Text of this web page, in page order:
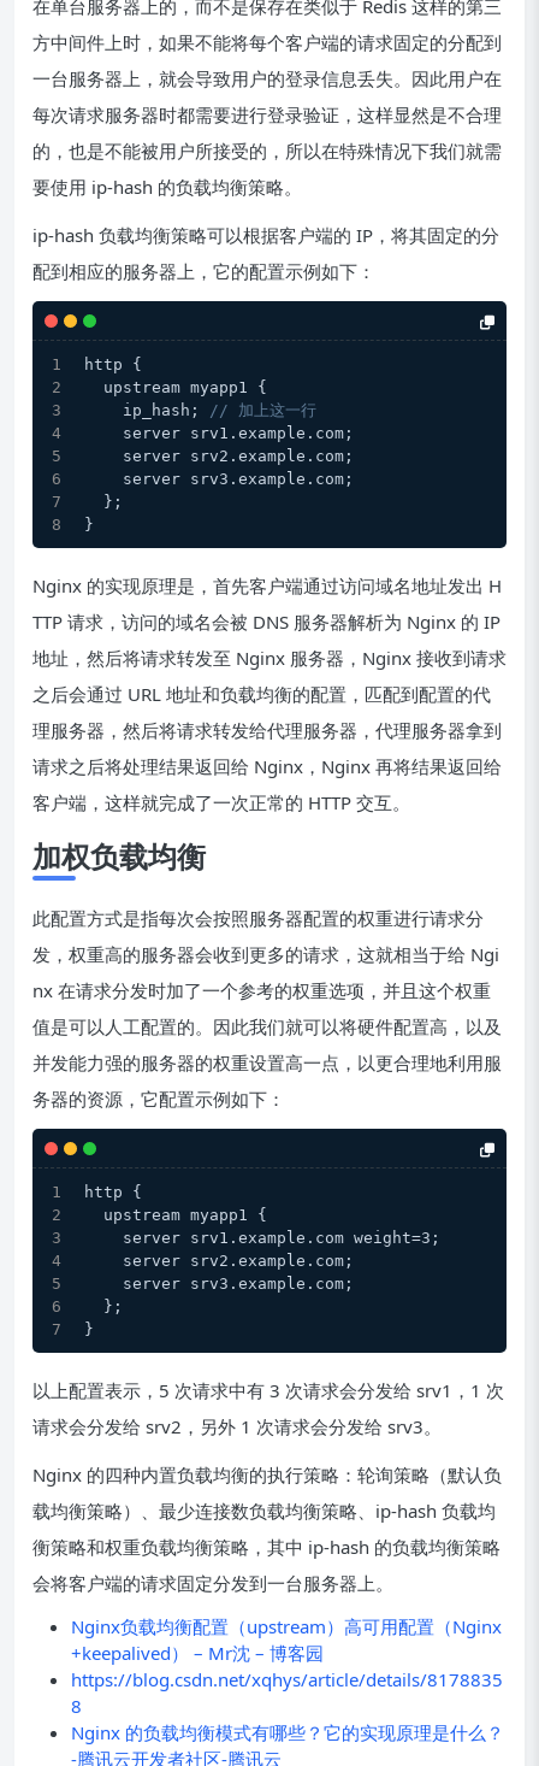
在单台服务器上的，而不是保存在类似于 Redis 这样的第三
方中间件上时，如果不能将每个客户端的请求固定的分配到
一台服务器上，就会导致用户的登录信息丢失。因此用户在
每次请求服务器时都需要进行登录验证，这样显然是不合理
的，也是不能被用户所接受的，所以在特殊情况下我们就需
要使用 ip-hash 的负载均衡策略。
ip-hash 负载均衡策略可以根据客户端的 IP，将其固定的分
配到相应的服务器上，它的配置示例如下：
http {
  upstream myapp1 {
    ip_hash;
// 加上这一行
    server srv1.example.com;
    server srv2.example.com;
    server srv3.example.com;
  };
}
Nginx 的实现原理是，首先客户端通过访问域名地址发出 H
TTP 请求，访问的域名会被 DNS 服务器解析为 Nginx 的 IP
地址，然后将请求转发至 Nginx 服务器，Nginx 接收到请求
之后会通过 URL 地址和负载均衡的配置，匹配到配置的代
理服务器，然后将请求转发给代理服务器，代理服务器拿到
请求之后将处理结果返回给 Nginx，Nginx 再将结果返回给
客户端，这样就完成了一次正常的 HTTP 交互。
加权负载均衡
此配置方式是指每次会按照服务器配置的权重进行请求分
发，权重高的服务器会收到更多的请求，这就相当于给 Ngi
nx 在请求分发时加了一个参考的权重选项，并且这个权重
值是可以人工配置的。因此我们就可以将硬件配置高，以及
并发能力强的服务器的权重设置高一点，以更合理地利用服
务器的资源，它配置示例如下：
http {
  upstream myapp1 {
    server srv1.example.com weight=3;
    server srv2.example.com;
    server srv3.example.com;
  };
}
以上配置表示，5 次请求中有 3 次请求会分发给 srv1，1 次
请求会分发给 srv2，另外 1 次请求会分发给 srv3。
Nginx 的四种内置负载均衡的执行策略：轮询策略（默认负
载均衡策略）、最少连接数负载均衡策略、ip-hash 负载均
衡策略和权重负载均衡策略，其中 ip-hash 的负载均衡策略
会将客户端的请求固定分发到一台服务器上。
Nginx负载均衡配置（upstream）高可用配置（Nginx
+keepalived） – Mr沈 – 博客园
https://blog.csdn.net/xqhys/article/details/8178835
8
Nginx 的负载均衡模式有哪些？它的实现原理是什么？
-腾讯云开发者社区-腾讯云